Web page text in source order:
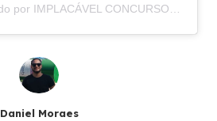
Um post compartilhado por IMPLACÁVEL CONCURSOS (@implacavelconcursos)
Daniel Moraes